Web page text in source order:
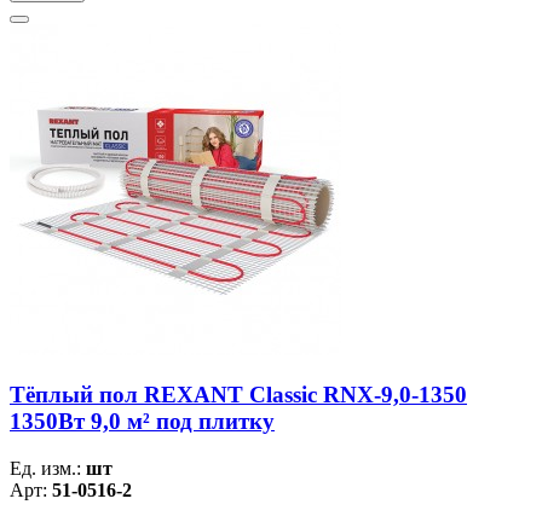
Тёплый пол REXANT Classic RNX-9,0-1350
1350Вт 9,0 м² под плитку
Ед. изм.: шт
Арт: 51-0516-2